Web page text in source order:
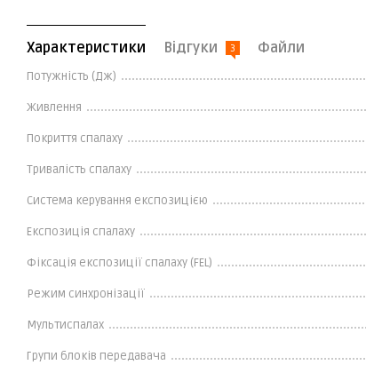
Характеристики Відгуки 3 Файли
Потужність (Дж)
Живлення
Покриття спалаху
Тривалість спалаху
Система керування експозицією
Експозиція спалаху
Фіксація експозиції спалаху (FEL)
Режим синхронізації
Мультиспалах
Групи блоків передавача